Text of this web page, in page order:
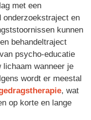
met een
onderzoekstraject en
kunnen
behandeltraject
psycho-educatie
wanneer je
wordt er meestal
, wat
op korte en lange